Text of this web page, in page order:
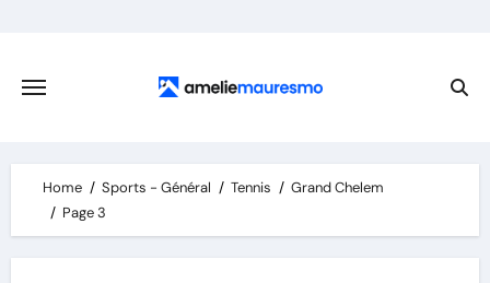
content
Home Sports - Général Tennis
Grand Chelem
Page 3